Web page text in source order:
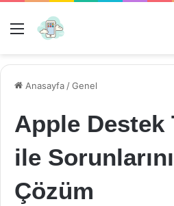
Menü
Anasayfa /Genel
Apple Destek
ile
Çözüm